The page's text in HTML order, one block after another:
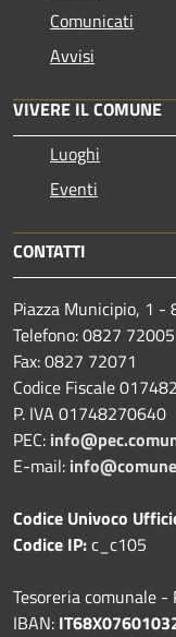
Comunicati
Avvisi
VIVERE IL COMUNE
Luoghi
Eventi
CONTATTI
Piazza Municipio, 1 -
Telefono: 0827 72005
Fax: 0827 72071
Codice Fiscale
P. IVA 01748270640
PEC:
E-mail:
Codice Univoco
Codice IP:c_c105
Tesoreria comunale
IBAN: